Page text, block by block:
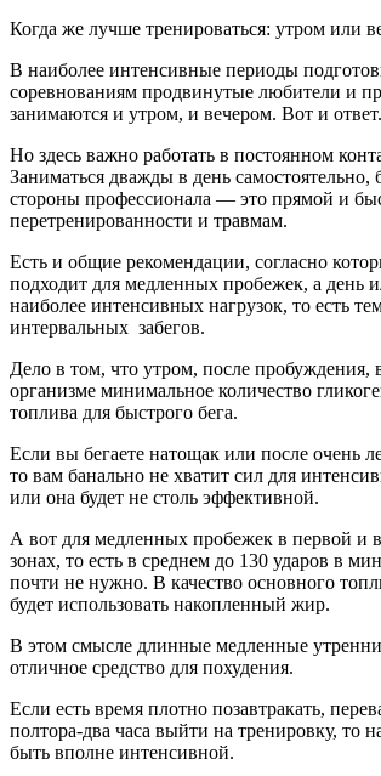
Когда же лучше тренироваться: утром или
В наиболее интенсивные периоды
соревнованиям продвинутые любители и
занимаются и утром, и вечером. Вот и ответ.
Но здесь важно работать в постоянном
Заниматься дважды в день самостоятельно,
стороны профессионала — это прямой и
перетренированности и травмам.
Есть и общие рекомендации, согласно
подходит для медленных пробежек, а день
наиболее интенсивных нагрузок, то есть
интервальных забегов.
Дело в том, что утром, после пробуждения,
организме минимальное количество
топлива для быстрого бега.
Если вы бегаете натощак или после очень
то вам банально не хватит сил для
или она будет не столь эффективной.
А вот для медленных пробежек в первой и
зонах, то есть в среднем до 130 ударов в
почти не нужно. В качество основного
будет использовать накопленный жир.
В этом смысле длинные медленные
отличное средство для похудения.
Если есть время плотно позавтракать,
полтора-два часа выйти на тренировку, то
быть вполне интенсивной.